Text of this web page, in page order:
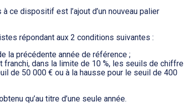
ce dispositif est l’ajout d’un nouveau palier
répondant aux 2 conditions suivantes :
la précédente année de référence ;
franchi, dans la limite de 10 %, les seuils de chiffre
de 50 000 € ou à la hausse pour le seuil de 400
qu’au titre d’une seule année.